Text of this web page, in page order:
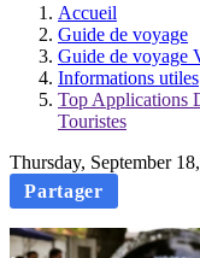
Accueil
Guide de voyage
Guide de voyage
Informations utiles
Top Applications
Touristes
Thursday, September
Partager